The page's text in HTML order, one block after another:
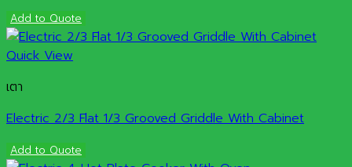
Add to Quote
Quick View
เตา
Electric 2/3 Flat 1/3 Grooved Griddle With Cabinet
Add to Quote